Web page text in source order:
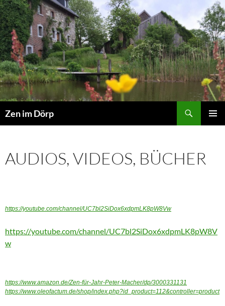
Zum
Inhalt
springen
Zen im Dörp
AUDIOS, VIDEOS, BÜCHER
https://youtube.com/channel/UC7bl2SiDox6xdpmLK8pW8Vw
https://youtube.com/channel/UC7bl2SiDox6xdpmLK8pW8V
w
https://www.amazon.de/Zen-für-Jahr-Peter-Macher/dp/3000331131
https://www.oleofactum.de/shop/index.php?id_product=112&controller=product